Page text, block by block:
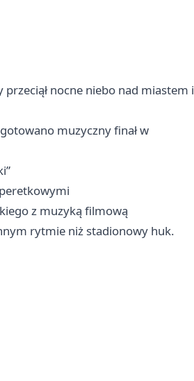
nocne niebo nad miastem i
muzyczny finał w
z muzyką filmową
rytmie niż stadionowy huk.